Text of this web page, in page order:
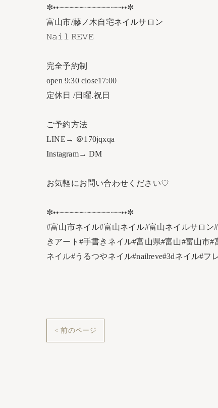
✼••┈┈┈┈┈┈┈┈┈┈┈┈••✼
富山市/藤ノ木自宅ネイルサロン
𝙽𝚊𝚒𝚕 𝚁𝙴𝚅𝙴
完全予約制
open 9:30 close17:00
定休日 /日曜.祝日
ご予約方法
LINE→ ＠170jqxqa
Instagram→ DM
お気軽にお問い合わせください♡
✼••┈┈┈┈┈┈┈┈┈┈┈┈••✼
#富山市ネイル#富山ネイル#富山ネイルサロ
きアート#手書きネイル#富山県#富山#富山市
ネイル#うるつやネイル#nailreve#3dネイル#
< 前のページ